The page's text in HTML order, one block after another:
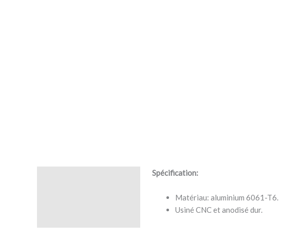
Spécification:
Matériau: aluminium 6061-T6.
Usiné CNC et anodisé dur.